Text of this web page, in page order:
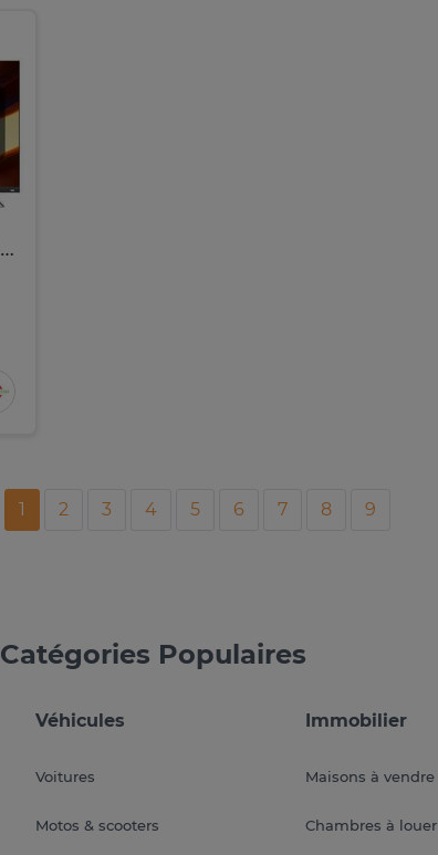
SMART TV ASTECH 85" QLED GOOGLE TV 85GT6015H/85ZL5010A
1 2 3 4 5 6 7 8 9
Catégories Populaires
Véhicules
Voitures
Motos & scooters
Immobilier
Maisons à vendre
Chambres à louer